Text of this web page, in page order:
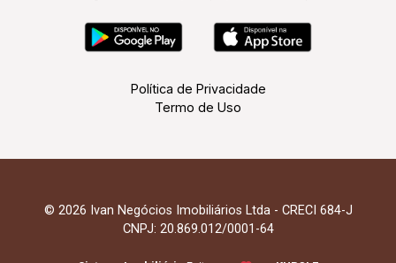
Política de Privacidade
Termo de Uso
© 2026 Ivan Negócios Imobiliários Ltda - CRECI 684-J
CNPJ: 20.869.012/0001-64